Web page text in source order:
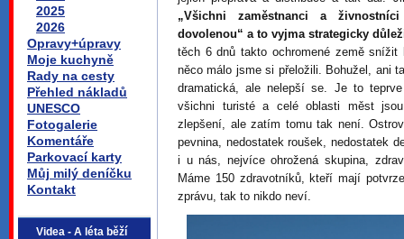
2025
2026
Opravy+úpravy
Moje kuchyně
Rady na cesty
Přehled nákladů
UNESCO
Fotogalerie
Komentáře
Parkovací karty
Můj milý deníčku
Kontakt
Videa - A léta běží
„Všichni zaměstnanci a
dovolenou“ a to vyjma strategicky
těch 6 dnů takto ochromené země
něco málo jsme si přeložili. Bohužel, ani
dramatická, ale nelepší se. Je to
všichni turisté a celé oblasti měst
zlepšení, ale zatím tomu tak není.
pevnina, nedostatek roušek, nedostatek
i u nás, nejvíce ohrožená skupina,
Máme 150 zdravotníků, kteří mají
zprávu, tak to nikdo neví.